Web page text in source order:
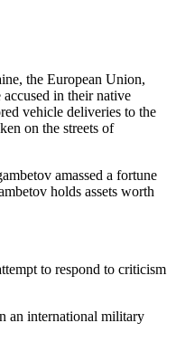
the European Union,
in their native
vehicle deliveries to the
on the streets of
amassed a fortune
holds assets worth
to respond to criticism
an international military